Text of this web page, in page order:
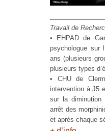
Travail de
• EHPAD de
psychologue sur
ans (plusieurs
plusieurs types
• CHU de
intervention à J5
sur la diminution
arrêt des
et après chaque